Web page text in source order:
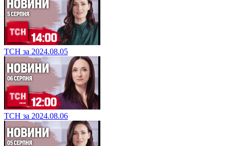
ТСН за 2024.08.05
ТСН за 2024.08.06